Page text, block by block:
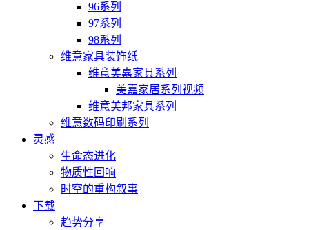
96系列
97系列
98系列
维意家具装饰纸
维意美嘉家具系列
美嘉家居系列视频
维意美邦家具系列
维意数码印刷系列
灵感
生命态进化
物质性回响
时空的重构叙事
下载
趋势分享